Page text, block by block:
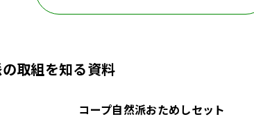
取組を知る資料
コープ自然派おためしセット